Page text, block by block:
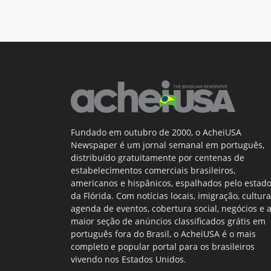
Fundado em outubro de 2000, o AcheiUSA
Newspaper é um jornal semanal em português,
distribuído gratuitamente por centenas de
estabelecimentos comerciais brasileiros,
americanos e hispânicos, espalhados pelo estado
da Flórida. Com notícias locais, imigração,
agenda de eventos, cobertura social, negócios e a
maior seção de anúncios classificados grátis em
português fora do Brasil, o AcheiUSA é o mais
completo e popular portal para os brasileiros
vivendo nos Estados Unidos.